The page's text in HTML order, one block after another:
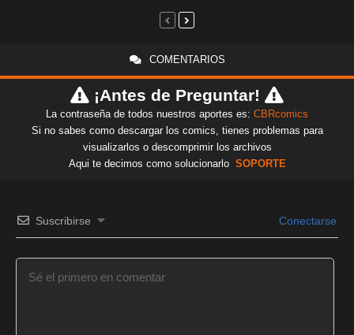
COMENTARIOS
¡Antes de Preguntar!
La contraseña de todos nuestros aportes es: CBRcomics
Si no sabes como descargar los comics, tienes problemas para
visualizarlos o descomprimir los archivos
Aqui te decimos como solucionarlo SOPORTE
Suscribirse Conectarse